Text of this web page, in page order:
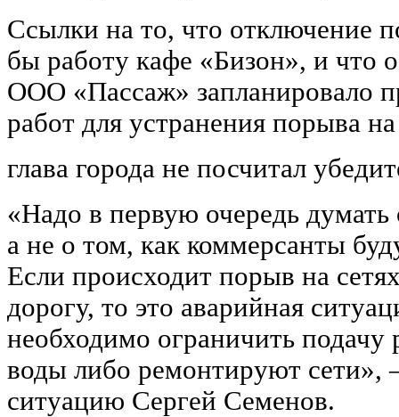
Ссылки на то, что отключение
бы работу кафе «Бизон», и что
ООО «Пассаж» запланировало
работ для устранения порыва
глава города не посчитал
«Надо в первую очередь думать
а не о том, как коммерсанты
Если происходит порыв на
дорогу, то это аварийная
необходимо ограничить подачу
воды либо ремонтируют сети»,
ситуацию Сергей Семенов.